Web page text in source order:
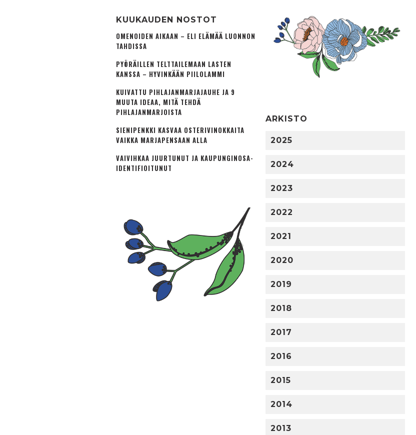
KUUKAUDEN NOSTOT
OMENOIDEN AIKAAN – ELI ELÄMÄÄ LUONNON
TAHDISSA
PYÖRÄILLEN TELTTAILEMAAN LASTEN
KANSSA – HYVINKÄÄN PIILOLAMMI
KUIVATTU PIHLAJANMARJAJAUHE JA 9
MUUTA IDEAA, MITÄ TEHDÄ
PIHLAJANMARJOISTA
SIENIPENKKI KASVAA OSTERIVINOKKAITA
VAIKKA MARJAPENSAAN ALLA
VAIVIHKAA JUURTUNUT JA KAUPUNGINOSA­
IDENTIFIOITUNUT
ARKISTO
2025
2024
2023
2022
2021
2020
2019
2018
2017
2016
2015
2014
2013